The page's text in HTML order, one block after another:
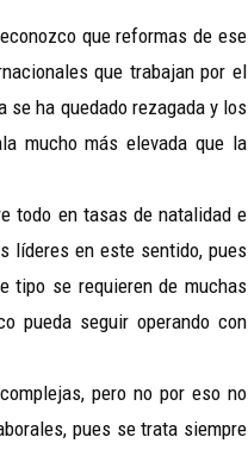
que reformas de ese
que trabajan por el
ha quedado rezagada y los
mucho más elevada que la
todo en tasas de natalidad e
líderes en este sentido, pues
tipo se requieren de muchas
pueda seguir operando con
pero no por eso no
pues se trata siempre